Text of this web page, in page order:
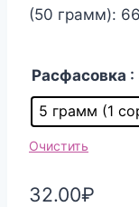
(50 грамм):
Расфасовка :
5 грамм (1
Очистить
32.00₽